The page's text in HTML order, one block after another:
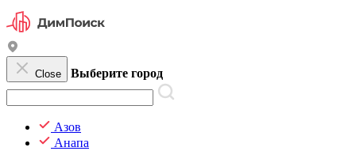
Close Выберите город
Азов
Анапа